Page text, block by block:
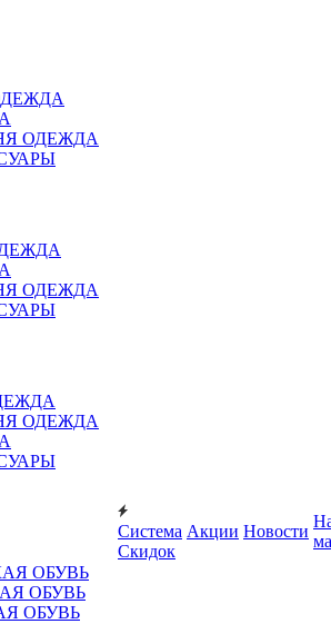
ОДЕЖДА
ОДЕЖДА
ОДЕЖДА
ОБУВЬ
ОБУВЬ
ОБУВЬ
Система
Скидок
Акции Новости